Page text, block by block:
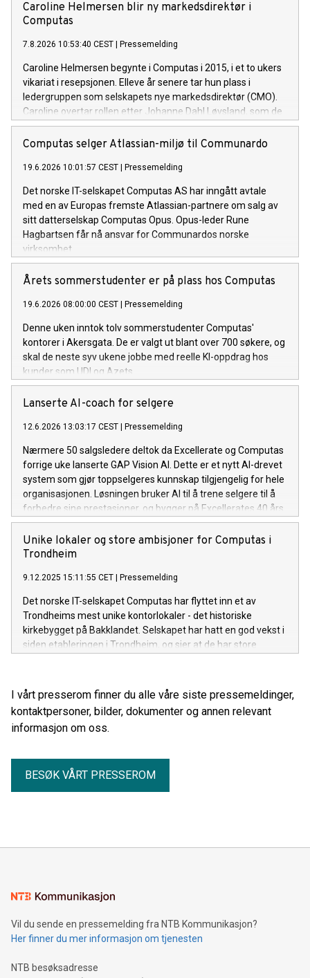
Caroline Helmersen blir ny markedsdirektør i
Computas
7.8.2026 10:53:40 CEST Pressemelding
Caroline Helmersen begynte i Computas i 2015, i et to ukers
vikariat i resepsjonen. Elleve år senere tar hun plass i
ledergruppen som selskapets nye markedsdirektør (CMO).
Caroline overtar rollen etter Johanne Dahl Løvsland, som de
siste årene har ledet markeds- og kommunikasjonsarbeidet i
Computas.
Computas selger Atlassian-miljø til Communardo
19.6.2026 10:01:57 CEST Pressemelding
Det norske IT-selskapet Computas AS har inngått avtale
med en av Europas fremste Atlassian-partnere om salg av
sitt datterselskap Computas Opus. Opus-leder Rune
Hagbartsen får nå ansvar for Communardos norske
virksomhet.
Årets sommerstudenter er på plass hos Computas
19.6.2026 08:00:00 CEST Pressemelding
Denne uken inntok tolv sommerstudenter Computas'
kontorer i Akersgata. De er valgt ut blant over 700 søkere, og
skal de neste syv ukene jobbe med reelle KI-oppdrag hos
kunder som UDI og Azets.
Lanserte AI-coach for selgere
12.6.2026 13:03:17 CEST Pressemelding
Nærmere 50 salgsledere deltok da Excellerate og Computas
forrige uke lanserte GAP Vision AI. Dette er et nytt AI-drevet
system som gjør toppselgeres kunnskap tilgjengelig for hele
organisasjonen. Løsningen bruker AI til å trene selgere til å
forbedre sine prestasjoner, og bygger på Excellerates 40 års
salgsmetodikk fra 5 000 bedrifter og over 500 000 trente
selgere. Computas er Excellerates teknologipartner og har
bidratt med solid AI-kompetanse i utviklingen av løsningen.
Unike lokaler og store ambisjoner for Computas i
Trondheim
9.12.2025 15:11:55 CET Pressemelding
Det norske IT-selskapet Computas har flyttet inn et av
Trondheims mest unike kontorlokaler - det historiske
kirkebygget på Bakklandet. Selskapet har hatt en god vekst i
siden etableringen i Trondheim, og sier at de har store
I vårt presserom finner du alle våre siste pressemeldinger,
kontaktpersoner, bilder, dokumenter og annen relevant
informasjon om oss.
BESØK VÅRT PRESSEROM
Vil du sende en pressemelding fra NTB Kommunikasjon?
Her finner du mer informasjon om tjenesten
NTB besøksadresse